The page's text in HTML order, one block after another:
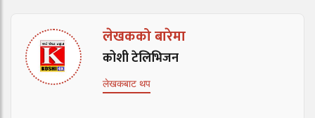
लेखकको बारेमा
कोशी टेलिभिजन
लेखकबाट थप